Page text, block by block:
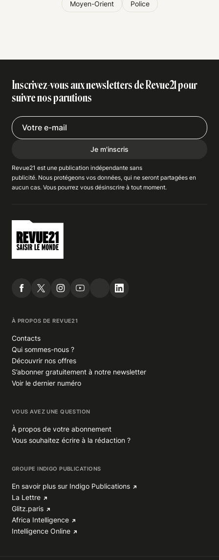
Moyen-Orient Police
Inscrivez-vous aux newsletters de Revue21 pour
suivre nos parutions
Je m'inscris
Revue21 est une publication indépendante sans
publicité. Nous protégeons vos données, qui ne seront partagées en
aucun cas. Vous pourrez vous désinscrire à tout moment.
À PROPOS DE REVUE21
Contacts
Qui sommes-nous ?
Découvrir nos offres
S’abonner gratuitement à notre newsletter
Voir le dernier numéro
VOUS AVEZ UNE QUESTION
À propos de votre abonnement
Vous souhaitez écrire à la rédaction ?
GROUPE INDIGO PUBLICATIONS
En savoir plus sur Indigo Publications
La Lettre
Glitz.paris
Africa Intelligence
Intelligence Online